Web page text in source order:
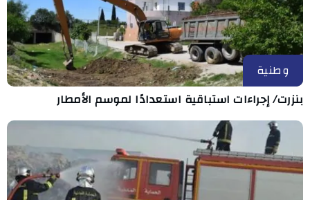
وطنية
بنزرت/ إجراءات استباقية استعدادًا لموسم الأمطار